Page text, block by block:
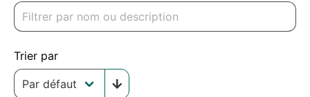
Trier par